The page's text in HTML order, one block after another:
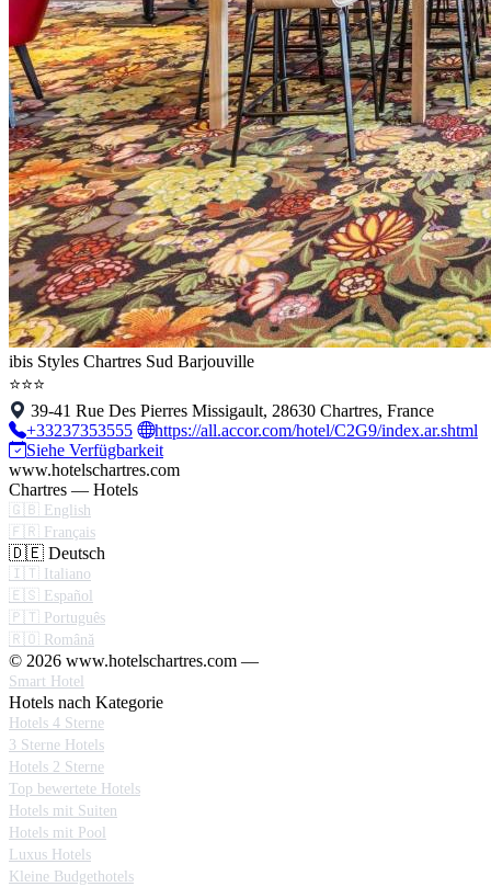
ibis Styles Chartres Sud Barjouville
⭐⭐⭐
39-41 Rue Des Pierres Missigault, 28630 Chartres, France
+33237353555
https://all.accor.com/hotel/C2G9/index.ar.shtml
Siehe Verfügbarkeit
www.hotelschartres.com
Chartres — Hotels
🇬🇧 English
🇫🇷 Français
🇩🇪 Deutsch
🇮🇹 Italiano
🇪🇸 Español
🇵🇹 Português
🇷🇴 Română
© 2026 www.hotelschartres.com —
Smart Hotel
Hotels nach Kategorie
Hotels 4 Sterne
3 Sterne Hotels
Hotels 2 Sterne
Top bewertete Hotels
Hotels mit Suiten
Hotels mit Pool
Luxus Hotels
Kleine Budgethotels